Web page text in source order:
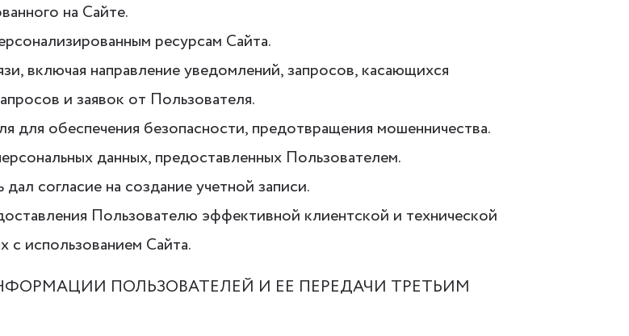
на Сайте.
ресурсам Сайта.
включая направление уведомлений, запросов, касающихся
и заявок от Пользователя.
для обеспечения безопасности, предотвращения мошенничества.
данных, предоставленных Пользователем.
согласие на создание учетной записи.
Пользователю эффективной клиентской и технической
с использованием Сайта.
ПОЛЬЗОВАТЕЛЕЙ И ЕЕ ПЕРЕДАЧИ ТРЕТЬИМ